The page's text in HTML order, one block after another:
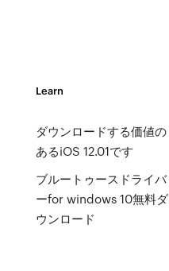
Learn
ダウンロードする価値の
あるiOS 12.01です
ブルートゥースドライバ
ーfor windows 10無料ダ
ウンロード